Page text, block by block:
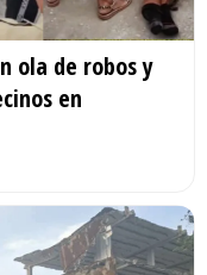
ola de robos y
en